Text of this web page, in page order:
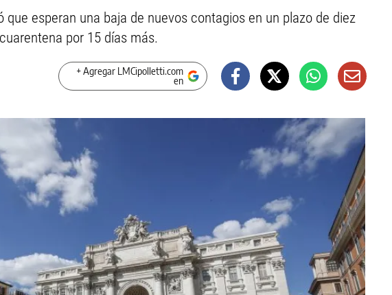
que esperan una baja de nuevos contagios en un plazo de diez
por 15 días más.
+ Agregar LMCipolletti.com
en